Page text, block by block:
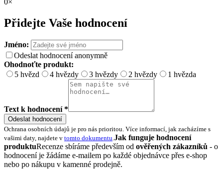
0×
Přidejte Vaše hodnocení
Jméno:
Odeslat hodnocení anonymně
Ohodnoťte produkt:
5 hvězd
4 hvězdy 3 hvězdy 2 hvězdy 1 hvězda
Text k hodnocení *
Odeslat hodnocení
Ochrana osobních údajů je pro nás prioritou. Více informací, jak zacházíme s
vašimi daty, najdete v tomto dokumentu Jak funguje hodnocení
produktuRecenze sbíráme především od ověřených zákazníků - o
hodnocení je žádáme e-mailem po každé objednávce přes e-shop
nebo po nákupu v kamenné prodejně.